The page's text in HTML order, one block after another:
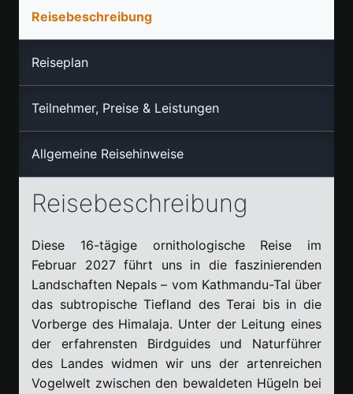
Reisebeschreibung
Reiseplan
Teilnehmer, Preise & Leistungen
Allgemeine Reisehinweise
Reisebeschreibung
Diese 16-tägige ornithologische Reise im
Februar 2027 führt uns in die faszinierenden
Landschaften Nepals – vom Kathmandu-Tal über
das subtropische Tiefland des Terai bis in die
Vorberge des Himalaja. Unter der Leitung eines
der erfahrensten Birdguides und Naturführer
des Landes widmen wir uns der artenreichen
Vogelwelt zwischen den bewaldeten Hügeln bei